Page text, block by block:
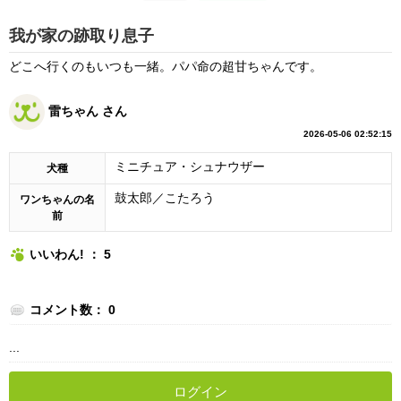
我が家の跡取り息子
どこへ行くのもいつも一緒。パパ命の超甘ちゃんです。
雷ちゃん さん
2026-05-06 02:52:15
犬種 ミニチュア・シュナウザー
ワンちゃんの名
前
鼓太郎／こたろう
いいわん! ： 5
コメント数： 0
ログイン